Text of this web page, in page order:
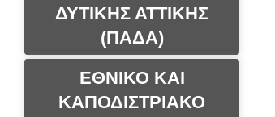
ΔΥΤΙΚΗΣ ΑΤΤΙΚΗΣ
(ΠΑΔΑ)
ΕΘΝΙΚΟ ΚΑΙ
ΚΑΠΟΔΙΣΤΡΙΑΚΟ